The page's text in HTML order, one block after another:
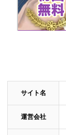
サイト名
運営会社